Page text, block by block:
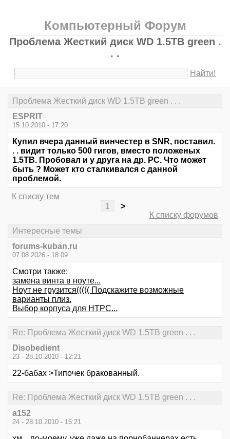
Компьютерный Форум
Проблема Жесткий диск WD 1.5TB green .
. .
Найти!
Проблема Жесткий диск WD 1.5TB green . . .
ESPRIT
15.10.2010 - 17:20
Купил вчера данный винчестер в SNR, поставил.
. . видит только 500 гигов, вместо положеных
1.5ТВ. Пробовал и у друга на др. PC. Что может
быть ? Может кто сталкивался с данной
проблемой.
К списку тем
1
>
К списку форумов
Интересные темы
forums-kuban.ru
07.08.2026 - 18:09
Смотри также:
замена винта в ноуте...
Ноут не грузится((((( Подскажите возможные
варианты плиз.
Выбор корпуса для HTPC...
Re: Проблема Жесткий диск WD 1.5TB green . . .
Disobedient
23 - 28.10.2010 - 12:21
22-бабах >Типочек бракованный.
Re: Проблема Жесткий диск WD 1.5TB green . . .
a152
24 - 28.10.2010 - 15:21